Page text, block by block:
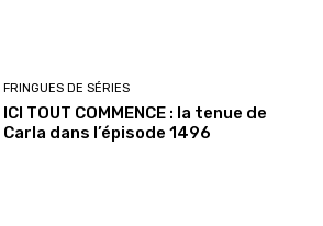
FRINGUES DE SÉRIES
ICI TOUT COMMENCE : la tenue de
Carla dans l’épisode 1496